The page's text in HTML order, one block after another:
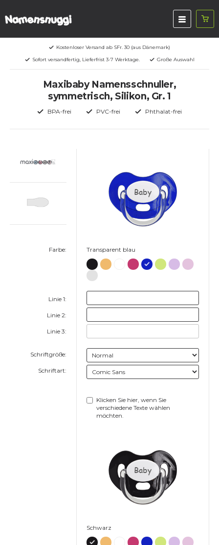
Kostenloser Versand ab SFr. 30 (aus Dänemark)
Sofort versandfertig, Lieferfrist 3-7 Werktage.
Große Auswahl
Maxibaby Namensschnuller,
symmetrisch, Silikon, Gr. 1
BPA-frei PVC-frei Phthalat-frei
Farbe:
Linie 1:
Linie 2:
Linie 3:
Schriftgröße:
Schriftart:
Baby
Transparent blau
Klicken Sie hier, wenn Sie
verschiedene Texte wählen
möchten.
Baby
Schwarz